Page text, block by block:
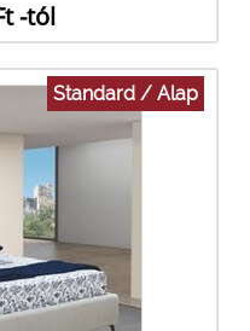
-tól
Standard / Alap